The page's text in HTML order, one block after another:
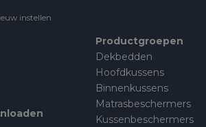
instellen
Productgroepen
Dekbedden
Hoofdkussens
Binnenkussens
Matrasbeschermers
Kussenbeschermers